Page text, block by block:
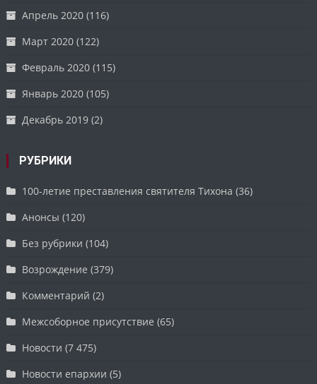
Апрель 2020 (116)
Март 2020 (122)
Февраль 2020 (115)
Январь 2020 (105)
Декабрь 2019 (2)
РУБРИКИ
100-летие преставления святителя Тихона (36)
Анонсы (120)
Без рубрики (104)
Возрождение (379)
Комментарий (2)
Межсоборное присутствие (65)
Новости (7 475)
Новости епархии (5)